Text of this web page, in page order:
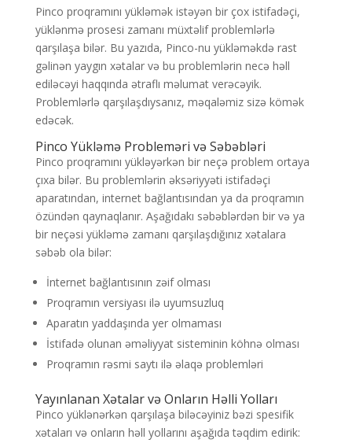
Pinco proqramını yükləmək istəyən bir çox istifadəçi,
yüklənmə prosesi zamanı müxtəlif problemlərlə
qarşılaşa bilər. Bu yazıda, Pinco-nu yükləməkdə rast
gəlinən yaygın xətalar və bu problemlərin necə həll
ediləcəyi haqqında ətraflı məlumat verəcəyik.
Problemlərlə qarşılaşdıysanız, məqaləmiz sizə kömək
edəcək.
Pinco Yükləmə Probleməri və Səbəbləri
Pinco proqramını yükləyərkən bir neçə problem ortaya
çıxa bilər. Bu problemlərin əksəriyyəti istifadəçi
aparatından, internet bağlantısından ya da proqramın
özündən qaynaqlanır. Aşağıdakı səbəblərdən bir və ya
bir neçəsi yükləmə zamanı qarşılaşdığınız xətalara
səbəb ola bilər:
İnternet bağlantısının zəif olması
Proqramın versiyası ilə uyumsuzluq
Aparatın yaddaşında yer olmaması
İstifadə olunan əməliyyat sisteminin köhnə olması
Proqramın rəsmi saytı ilə əlaqə problemləri
Yayınlanan Xətalar və Onların Həlli Yolları
Pinco yüklənərkən qarşılaşa biləcəyiniz bəzi spesifik
xətaları və onların həll yollarını aşağıda təqdim edirik: